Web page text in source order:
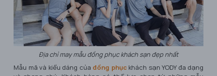
Địa chỉ may mẫu đồng phục khách sạn đẹp nhất
Mẫu mã và kiểu dáng của đồng phụckhách sạn YODY đa dạng